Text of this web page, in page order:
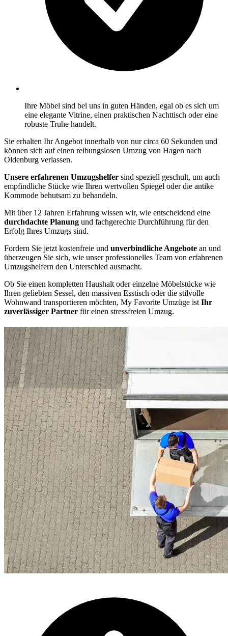
Ihre Möbel sind bei uns in guten Händen, egal ob es sich um
eine elegante Vitrine, einen praktischen Nachttisch oder eine
robuste Truhe handelt.
Sie erhalten Ihr Angebot innerhalb von nur circa 60 Sekunden und
können sich auf einen reibungslosen Umzug von Hagen nach
Oldenburg verlassen.
Unsere erfahrenen Umzugshelfer sind speziell geschult, um auch
empfindliche Stücke wie Ihren wertvollen Spiegel oder die antike
Kommode behutsam zu behandeln.
Mit über 12 Jahren Erfahrung wissen wir, wie entscheidend eine
durchdachte Planung und fachgerechte Durchführung für den
Erfolg Ihres Umzugs sind.
Fordern Sie jetzt kostenfreie und unverbindliche Angebote an und
überzeugen Sie sich, wie unser professionelles Team von erfahrenen
Umzugshelfern den Unterschied ausmacht.
Ob Sie einen kompletten Haushalt oder einzelne Möbelstücke wie
Ihren geliebten Sessel, den massiven Esstisch oder die stilvolle
Wohnwand transportieren möchten, My Favorite Umzüge ist Ihr
zuverlässiger Partner für einen stressfreien Umzug.